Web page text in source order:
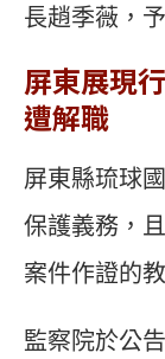
長趙季薇，
屏東展現
遭解職
屏東縣琉球
保護義務，
案件作證的
監察院於公